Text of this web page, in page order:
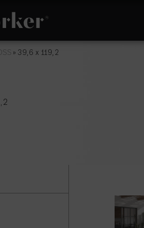
»39,6 x 119,2